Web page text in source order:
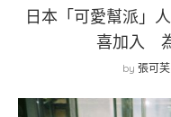
日本「可愛幫派」
喜加入
by 張可芙